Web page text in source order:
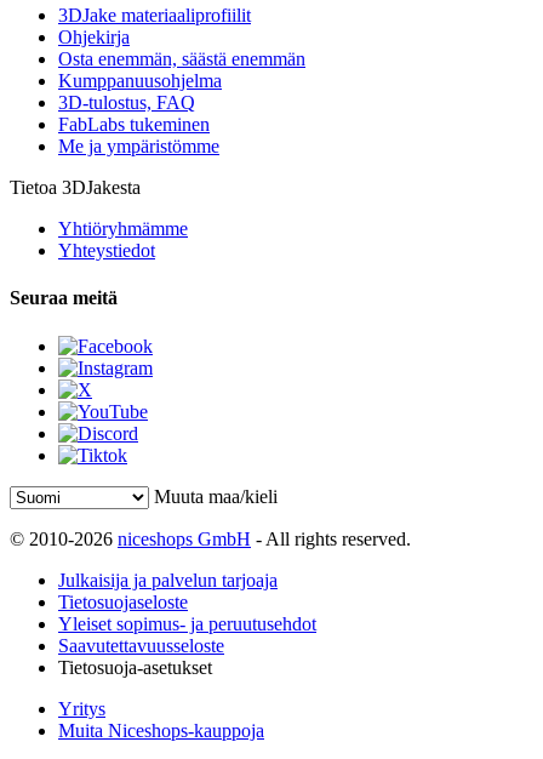
3DJake materiaaliprofiilit
Ohjekirja
Osta enemmän, säästä enemmän
Kumppanuusohjelma
3D-tulostus, FAQ
FabLabs tukeminen
Me ja ympäristömme
Tietoa 3DJakesta
Yhtiöryhmämme
Yhteystiedot
Seuraa meitä
Muuta maa/kieli
© 2010-2026 niceshops GmbH - All rights reserved.
Julkaisija ja palvelun tarjoaja
Tietosuojaseloste
Yleiset sopimus- ja peruutusehdot
Saavutettavuusseloste
Tietosuoja-asetukset
Yritys
Muita Niceshops-kauppoja